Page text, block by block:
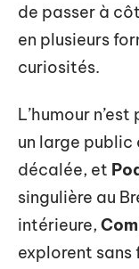
de passer à
en plusieurs
curiosités.
L’humour
un large public
décalée, et
singulière au
intérieure,
explorent sans